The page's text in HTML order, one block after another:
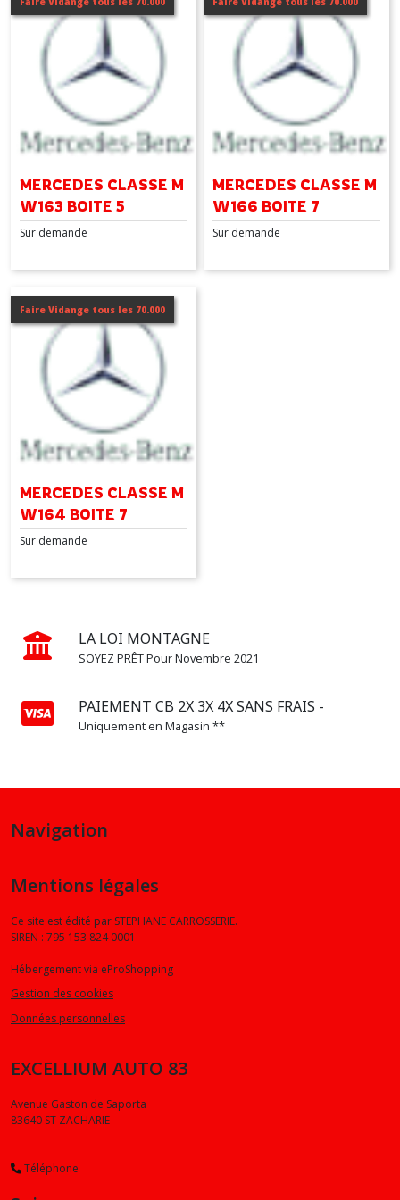
MERCEDES CLASSE M
W163 BOITE 5
Sur demande
MERCEDES CLASSE M
W166 BOITE 7
Sur demande
Faire Vidange tous les 70.000
MERCEDES CLASSE M
W164 BOITE 7
Sur demande
LA LOI MONTAGNE
SOYEZ PRÊT Pour Novembre 2021
PAIEMENT CB 2X 3X 4X SANS FRAIS -
Uniquement en Magasin **
CLASSE
C
(3)
CLASSE
CLASSE
(1)
CLASSE
(1)
CLASSE
(1)
M
SPRINTER
906
Navigation
Mentions légales
Ce site est édité par STEPHANE CARROSSERIE.
SIREN : 795 153 824 0001
Hébergement via eProShopping
Gestion des cookies
Données personnelles
EXCELLIUM AUTO 83
Avenue Gaston de Saporta
83640 ST ZACHARIE
Téléphone